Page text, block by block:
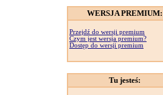
WERSJA PREMIUM:
Przejdź do wersji premium
Czym jest wersja premium?
Dostęp do wersji premium
Tu jesteś: